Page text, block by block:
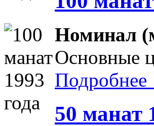
Номинал
Основные
50 манат